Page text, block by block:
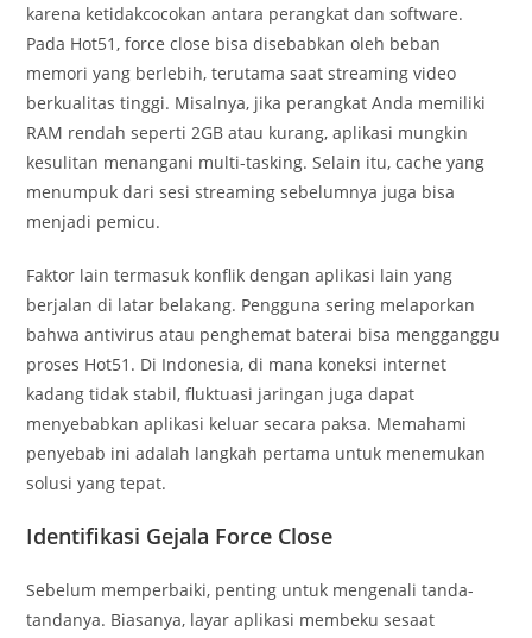
karena ketidakcocokan antara perangkat dan software.
Pada Hot51, force close bisa disebabkan oleh beban
memori yang berlebih, terutama saat streaming video
berkualitas tinggi. Misalnya, jika perangkat Anda memiliki
RAM rendah seperti 2GB atau kurang, aplikasi mungkin
kesulitan menangani multi-tasking. Selain itu, cache yang
menumpuk dari sesi streaming sebelumnya juga bisa
menjadi pemicu.
Faktor lain termasuk konflik dengan aplikasi lain yang
berjalan di latar belakang. Pengguna sering melaporkan
bahwa antivirus atau penghemat baterai bisa mengganggu
proses Hot51. Di Indonesia, di mana koneksi internet
kadang tidak stabil, fluktuasi jaringan juga dapat
menyebabkan aplikasi keluar secara paksa. Memahami
penyebab ini adalah langkah pertama untuk menemukan
solusi yang tepat.
Identifikasi Gejala Force Close
Sebelum memperbaiki, penting untuk mengenali tanda-
tandanya. Biasanya, layar aplikasi membeku sesaat